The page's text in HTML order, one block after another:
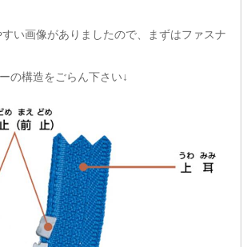
い画像がありましたので、まずはファスナ
ーの構造をごらん下さい↓